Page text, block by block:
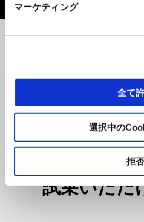
マーケティング
全て
選択中の
拒否
出展デ
アプリリア神戸
試乗いただ